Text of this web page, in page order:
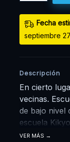
Fecha
septiembre 27
Descripción
En cierto
vecinas.
de bajo nivel
escuela
establecida.
VER MÁS